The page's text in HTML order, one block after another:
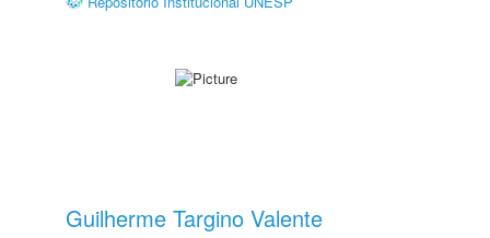
Guilherme Targino Valente